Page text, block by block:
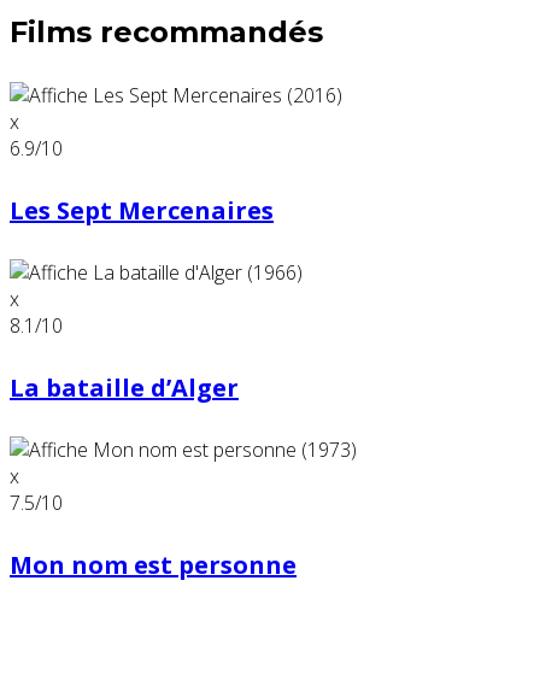
Films recommandés
x
6.9/10
Les Sept Mercenaires
x
8.1/10
La bataille d’Alger
x
7.5/10
Mon nom est personne